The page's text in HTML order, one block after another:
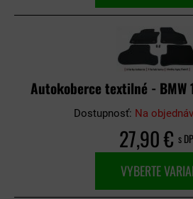
Autokoberce textilné - BMW
Dostupnosť: Na
27,90 € s
VYBERTE